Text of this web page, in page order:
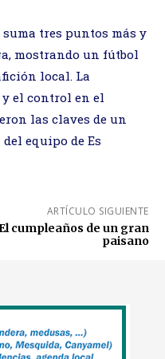
tres puntos más y
mostrando un fútbol
local. La
el control en el
las claves de un
equipo de Es
ARTÍCULO SIGUIENTE
cumpleaños de un gran
paisano